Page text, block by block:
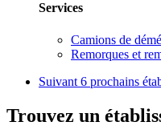
Services
Camions de
Remorques et
Suivant 6 prochains
Trouvez un